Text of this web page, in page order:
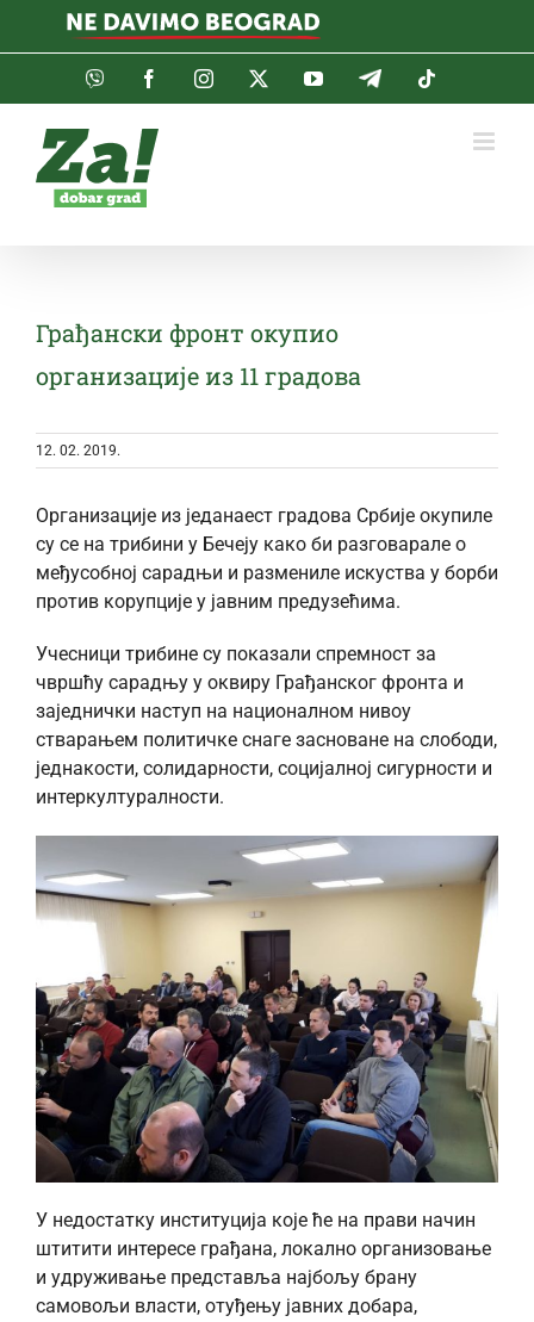
Viber FacebookInstagramTwitterYouTubeTelegram
Грађански фронт окупио
организације из 11 градова
12. 02. 2019.
Организације из једанаест градова Србије окупиле
су се на трибини у Бечеју како би разговарале о
међусобној сарадњи и размениле искуства у борби
против корупције у јавним предузећима.
Учесници трибине су показали спремност за
чвршћу сарадњу у оквиру Грађанског фронта и
заједнички наступ на националном нивоу
стварањем политичке снаге засноване на слободи,
једнакости, солидарности, социјалној сигурности и
интеркултуралности.
У недостатку институција које ће на прави начин
штитити интересе грађана, локално организовање
и удруживање представља најбољу брану
самовољи власти, отуђењу јавних добара,